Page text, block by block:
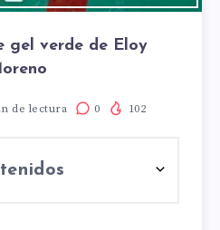
gel verde de Eloy
de lectura 0 102